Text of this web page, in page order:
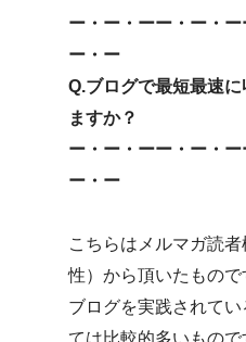
ー・ー・ーー・ー・ー
ー・ー
Q.ブログで最短最速
ますか？
ー・ー・ーー・ー・ー
ー・ー
こちらはメルマガ読
性）から頂いたもので
ブログを実践されて
ては比較的多いもので